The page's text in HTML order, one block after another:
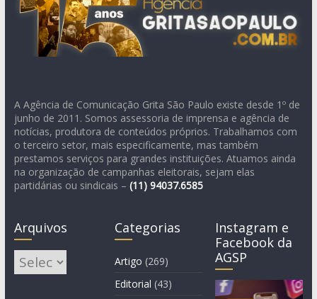
A Agência de Comunicação Grita São Paulo existe desde 1º de
junho de 2011. Somos assessoria de imprensa e agência de
notícias, produtora de conteúdos próprios. Trabalhamos com
o terceiro setor, mais especificamente, mas também
prestamos serviços para grandes instituições. Atuamos ainda
na organização de campanhas eleitorais, sejam elas
partidárias ou sindicais – (11) 94037.6585
Arquivos
Arquivos
Categorias
Artigo (269)
Editorial (43)
Instagram e
Facebook da
AGSP